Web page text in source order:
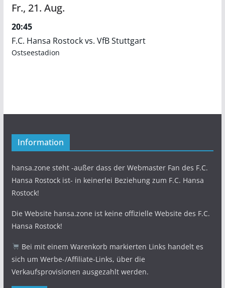
Fr., 21. Aug.
20:45
F.C. Hansa Rostock vs. VfB Stuttgart
Ostseestadion
Information
hansa.zone steht -außer dass der Webmaster Fan des F.C.
Hansa Rostock ist- in keinerlei Beziehung zum F.C. Hansa
Rostock!
Die Website hansa.zone ist keine offizielle Website des F.C.
Hansa Rostock!
Bei mit einem Warenkorb markierten Links handelt es
sich um Werbe-/Affiliate-Links, über die
Verkaufsprovisionen ausgezahlt werden.